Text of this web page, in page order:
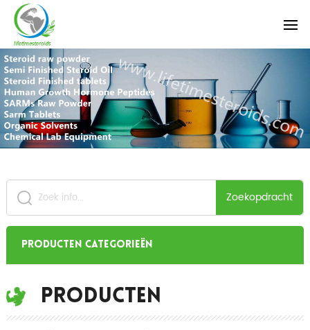
Zoekopdracht
Producten categorieën
Producten